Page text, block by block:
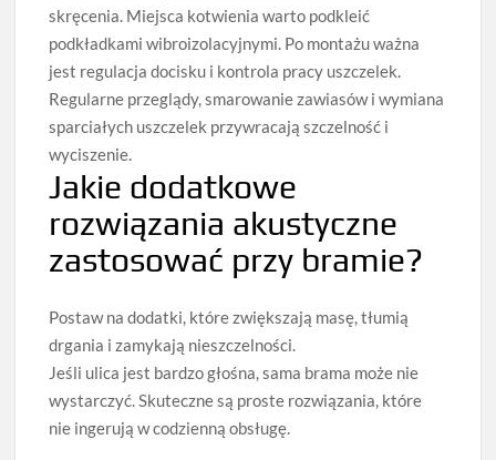
skręcenia. Miejsca kotwienia warto podkleić
podkładkami wibroizolacyjnymi. Po montażu ważna
jest regulacja docisku i kontrola pracy uszczelek.
Regularne przeglądy, smarowanie zawiasów i wymiana
sparciałych uszczelek przywracają szczelność i
wyciszenie.
Jakie dodatkowe
rozwiązania akustyczne
zastosować przy bramie?
Postaw na dodatki, które zwiększają masę, tłumią
drgania i zamykają nieszczelności.
Jeśli ulica jest bardzo głośna, sama brama może nie
wystarczyć. Skuteczne są proste rozwiązania, które
nie ingerują w codzienną obsługę.